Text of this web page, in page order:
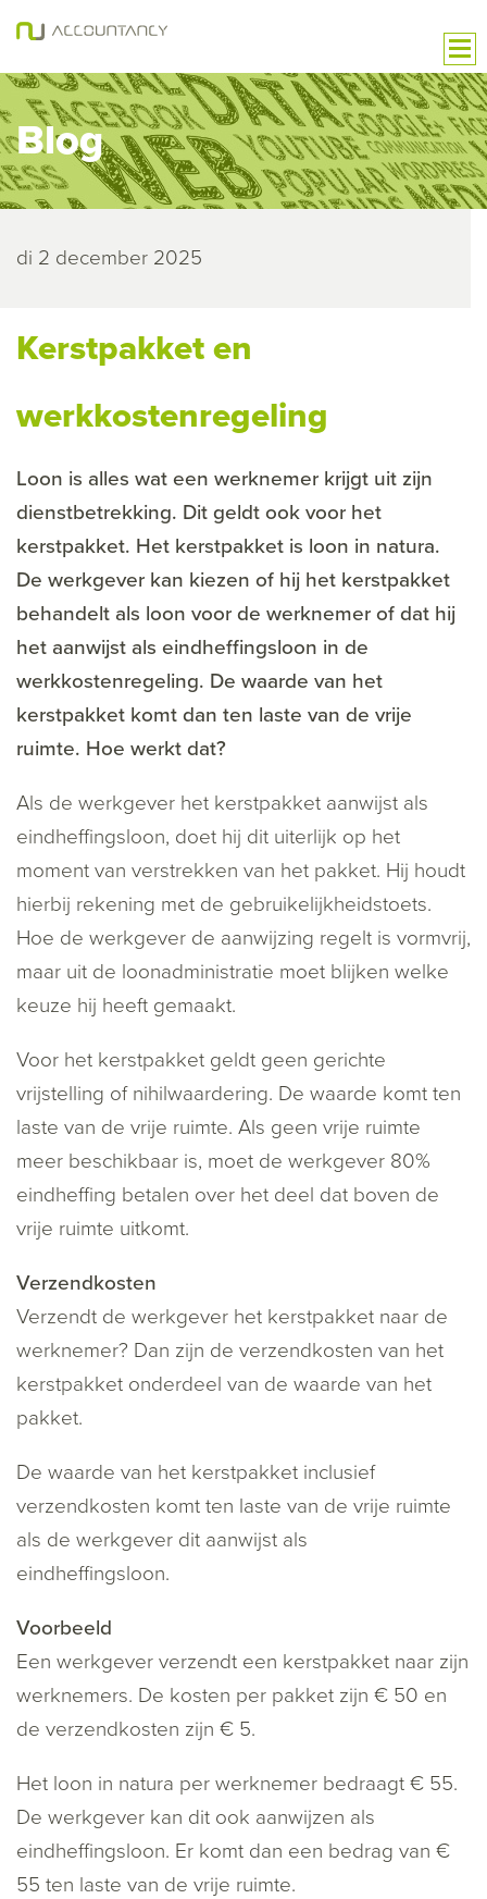
Blog
di 2 december 2025
Kerstpakket en
werkkostenregeling
Loon is alles wat een werknemer krijgt uit zijn
dienstbetrekking. Dit geldt ook voor het
kerstpakket. Het kerstpakket is loon in natura.
De werkgever kan kiezen of hij het kerstpakket
behandelt als loon voor de werknemer of dat hij
het aanwijst als eindheffingsloon in de
werkkostenregeling. De waarde van het
kerstpakket komt dan ten laste van de vrije
ruimte. Hoe werkt dat?
Als de werkgever het kerstpakket aanwijst als
eindheffingsloon, doet hij dit uiterlijk op het
moment van verstrekken van het pakket. Hij houdt
hierbij rekening met de gebruikelijkheidstoets.
Hoe de werkgever de aanwijzing regelt is vormvrij,
maar uit de loonadministratie moet blijken welke
keuze hij heeft gemaakt.
Voor het kerstpakket geldt geen gerichte
vrijstelling of nihilwaardering. De waarde komt ten
laste van de vrije ruimte. Als geen vrije ruimte
meer beschikbaar is, moet de werkgever 80%
eindheffing betalen over het deel dat boven de
vrije ruimte uitkomt.
Verzendkosten
Verzendt de werkgever het kerstpakket naar de
werknemer? Dan zijn de verzendkosten van het
kerstpakket onderdeel van de waarde van het
pakket.
De waarde van het kerstpakket inclusief
verzendkosten komt ten laste van de vrije ruimte
als de werkgever dit aanwijst als
eindheffingsloon.
Voorbeeld
Een werkgever verzendt een kerstpakket naar zijn
werknemers. De kosten per pakket zijn € 50 en
de verzendkosten zijn € 5.
Het loon in natura per werknemer bedraagt € 55.
De werkgever kan dit ook aanwijzen als
eindheffingsloon. Er komt dan een bedrag van €
55 ten laste van de vrije ruimte.